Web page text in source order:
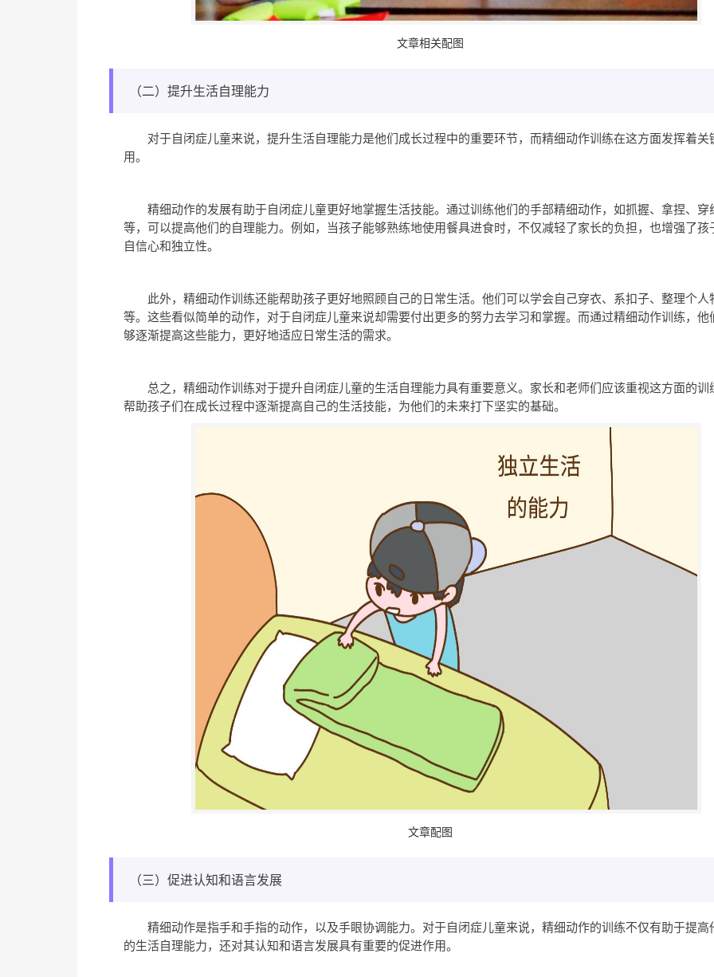
文章相关配图
（二）提升生活自理能力
对于自闭症儿童来说，提升生活自理能力是他们成长过程中的重要环节，而精细动作训练在这方面发挥着关
用。
精细动作的发展有助于自闭症儿童更好地掌握生活技能。通过训练他们的手部精细动作，如抓握、拿捏、穿
等，可以提高他们的自理能力。例如，当孩子能够熟练地使用餐具进食时，不仅减轻了家长的负担，也增强了孩
自信心和独立性。
此外，精细动作训练还能帮助孩子更好地照顾自己的日常生活。他们可以学会自己穿衣、系扣子、整理个人
等。这些看似简单的动作，对于自闭症儿童来说却需要付出更多的努力去学习和掌握。而通过精细动作训练，他
够逐渐提高这些能力，更好地适应日常生活的需求。
总之，精细动作训练对于提升自闭症儿童的生活自理能力具有重要意义。家长和老师们应该重视这方面的训
帮助孩子们在成长过程中逐渐提高自己的生活技能，为他们的未来打下坚实的基础。
文章配图
（三）促进认知和语言发展
精细动作是指手和手指的动作，以及手眼协调能力。对于自闭症儿童来说，精细动作的训练不仅有助于提高
的生活自理能力，还对其认知和语言发展具有重要的促进作用。